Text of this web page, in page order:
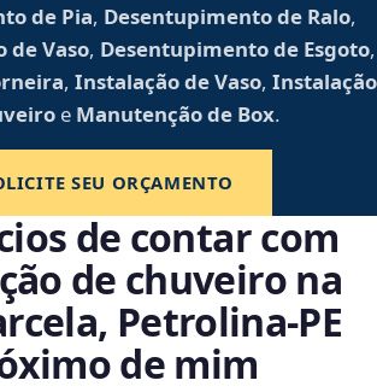
de Pia, Desentupimento de Ralo,
de Vaso, Desentupimento de Esgoto,
, Instalação de Vaso, Instalação
e Manutenção de Box.
SEU ORÇAMENTO
de contar com
de chuveiro na
Petrolina‑PE
de mim